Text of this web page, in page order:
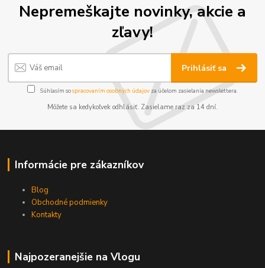
Nepremeškajte novinky, akcie a
zľavy!
Prihlásiť sa
Súhlasím sospracovaním osobných údajov za účelom zasielania newslettera.
Môžete sa kedykoľvek odhlásiť. Zasielame raz za 14 dní.
Informácie pre zákazníkov
Blog
Obchodné podmienky
Kontakty
Najpozeranejšie na Vlogu